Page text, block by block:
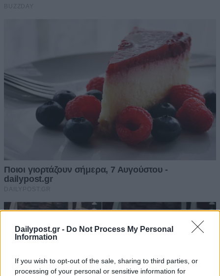
Dailypost.gr - Do Not Process My Personal
Information
If you wish to opt-out of the sale, sharing to third parties, or
processing of your personal or sensitive information for